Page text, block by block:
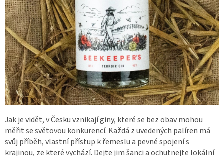
Jak je vidět, v Česku vznikají giny, které se bez obav mohou
měřit se světovou konkurencí. Každá z uvedených palíren má
svůj příběh, vlastní přístup k řemeslu a pevné spojení s
krajinou, ze které vychází. Dejte jim šanci a ochutnejte lokální